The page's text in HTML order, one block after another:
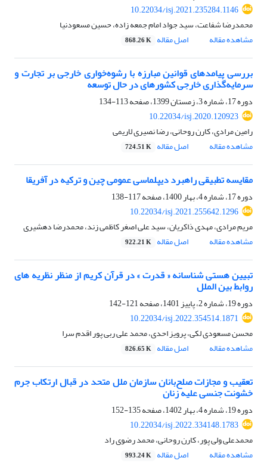
10.22034/isj.2021.235284.1146
محمدرضا شفاعت، سید جواد امام جمعه زاده، حسین مسعودنیا
مشاهده مقاله
اصل مقاله 868.26 K
بررسی پیامدهای قوانین مبارزه با رشوه‌خواری خارجی بر تجارت و
سرمایه‌گذاری خارجی کشورهای در حال توسعه
دوره 17، شماره 3، زمستان 1399، صفحه
113-134
10.22034/isj.2020.120923
رامین مرادی، کارن روحانی، رضا نصیری لاریمی
مشاهده مقاله
اصل مقاله 724.51 K
مقایسه تطبیقی راهبرد دیپلماسی عمومی چین و ترکیه در آفریقا
دوره 17، شماره 4، بهار 1400، صفحه
117-138
10.22034/isj.2021.255642.1296
مریم مرادی، مهدی ذاکریان، سید علی اصغر کاظمی زند، محمدرضا دهشیری
مشاهده مقاله
اصل مقاله 922.21 K
تبیین هستی شناسانه « قدرت » در قرآن کریم از منظر نظریه های
روابط بین الملل
دوره 19، شماره 2، پاییز 1401، صفحه
121-142
10.22034/isj.2022.354514.1871
محسن مسعودی لکی، پرویز احدی، محمد علی ربی پور اقدم سرا
مشاهده مقاله
اصل مقاله 826.65 K
تعقیب و مجازات صلح‌بانان سازمان ملل متحد در قبال ارتکاب جرم
خشونت جنسی علیه زنان
دوره 19، شماره 4، بهار 1402، صفحه
135-152
10.22034/isj.2022.334148.1783
محمدعلی ولی پور، کارن روحانی، محمد رضوی راد
مشاهده مقاله
اصل مقاله 993.24 K